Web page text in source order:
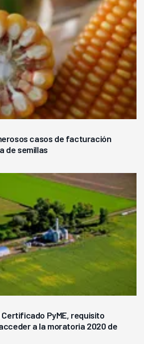
casos de facturación
de semillas
PyME, requisito
a la moratoria 2020 de